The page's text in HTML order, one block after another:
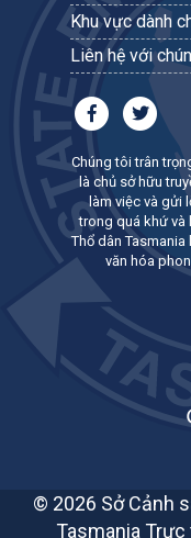
Khu vực dành
Liên hệ với
Chúng tôi trân
là chủ sở hữu
làm việc và gửi
trong quá khứ và
Thổ dân
văn hóa
© 2026 Sở Cảnh
Tasmania Trực